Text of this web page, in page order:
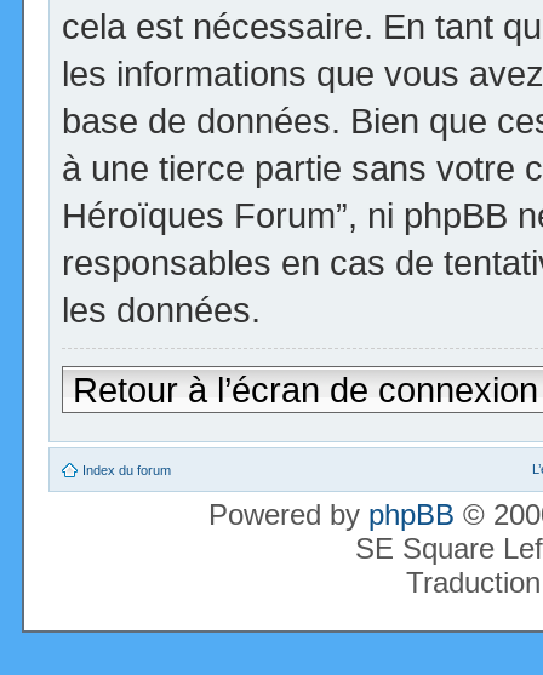
cela est nécessaire. En tant
les informations que vous
base de données. Bien que
à une tierce partie sans votre
Héroïques Forum”, ni phpBB
responsables en cas de
les données.
Retour à l’écran de connexion
Index du forum
Powered by phpBB ©
SE Square